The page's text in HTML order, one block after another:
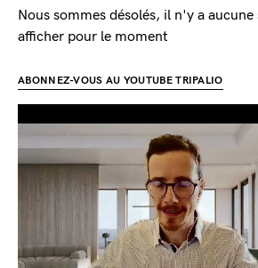
Nous sommes désolés, il n'y a
afficher pour le moment
ABONNEZ-VOUS AU YOUTUBE TRIPALIO